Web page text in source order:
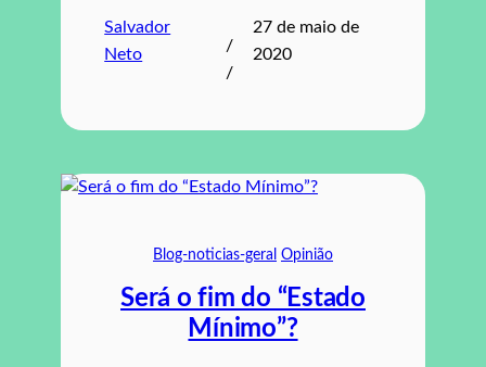
Salvador
Neto
/
/
27 de maio de
2020
Blog-noticias-geral Opinião
Será o fim do “Estado
Mínimo”?